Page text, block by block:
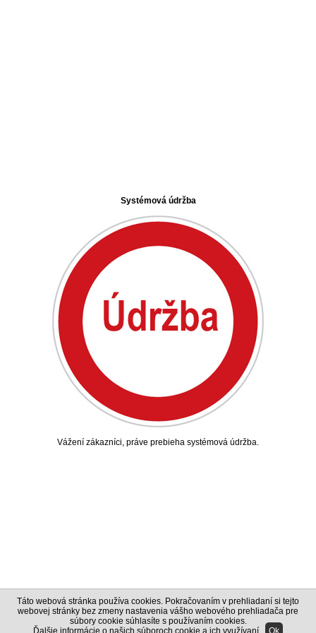
Systémová údržba
Vážení zákazníci, práve prebieha systémová údržba.
Táto webová stránka používa cookies. Pokračovaním v prehliadaní si tejto
webovej stránky bez zmeny nastavenia vášho webového prehliadača pre
súbory cookie súhlasíte s používaním cookies.
Ďalšie informácie o našich súboroch cookie a ich využívaní
Ok